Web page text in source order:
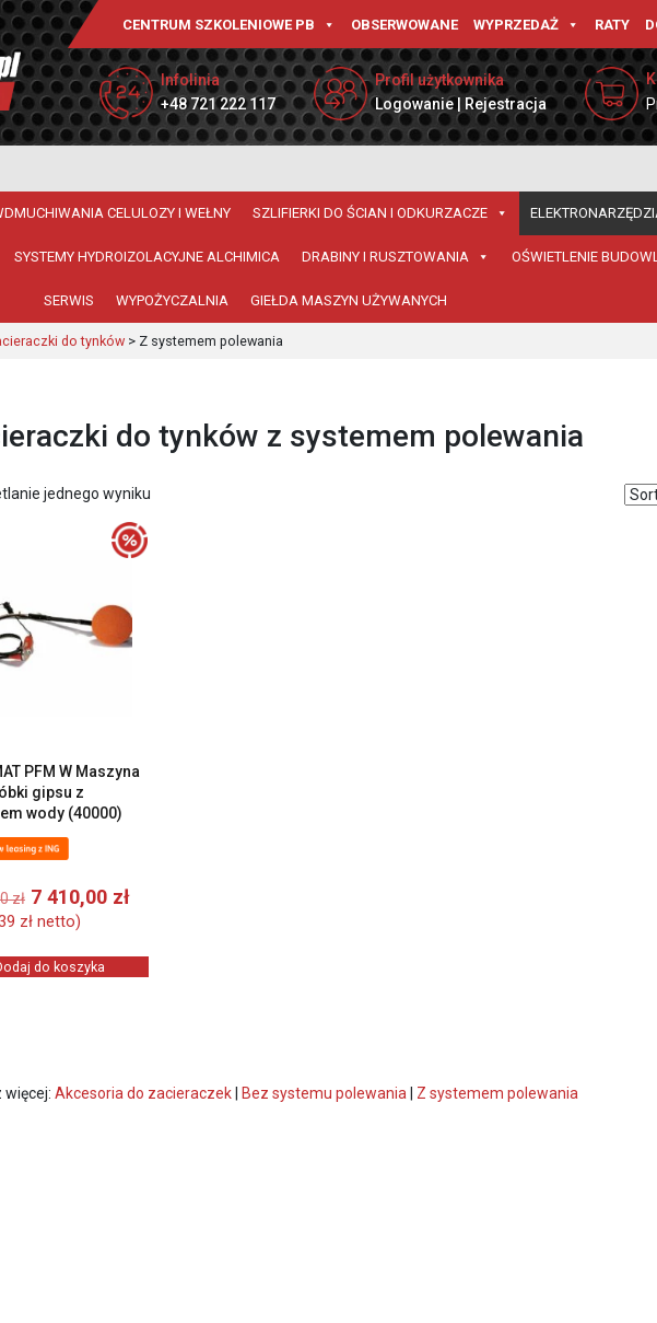
CENTRUM SZKOLENIOWE PB OBSERWOWANE WYPRZEDAŻ RATY
Infolinia
+48 721 222 117
Profil użytkownika
Logowanie | Rejestracja
CELULOZY I WEŁNY SZLIFIERKI DO ŚCIAN I ODKURZACZE
SYSTEMY HYDROIZOLACYJNE ALCHIMICA DRABINY I RUSZTOWANIA OŚWIETLENIE
SERWIS WYPOŻYCZALNIA GIEŁDA MASZYN UŻYWANYCH
do tynków > Z systemem polewania
do tynków z systemem polewania
jednego wyniku
PFM W Maszyna
gipsu z
wody (40000)
zł Pierwotna
cena
wynosiła:
9
261,00 zł.
7 410,00 złAktualna
7
410,00 zł.
zł netto)
do koszyka
więcej: Akcesoria do zacieraczek Bez systemu polewania Z systemem polewania